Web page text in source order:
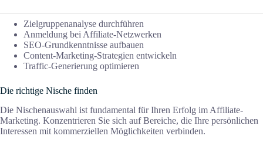
Zielgruppenanalyse durchführen
Anmeldung bei Affiliate-Netzwerken
SEO-Grundkenntnisse aufbauen
Content-Marketing-Strategien entwickeln
Traffic-Generierung optimieren
Die richtige Nische finden
Die Nischenauswahl ist fundamental für Ihren Erfolg im Affiliate-
Marketing. Konzentrieren Sie sich auf Bereiche, die Ihre persönlichen
Interessen mit kommerziellen Möglichkeiten verbinden.